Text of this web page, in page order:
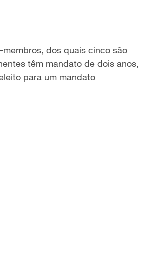
membros, dos quais cinco são
têm mandato de dois anos,
para um mandato